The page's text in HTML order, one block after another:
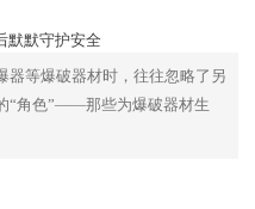
默默守护安全
器等爆破器材时，往往忽略了另
“角色”——那些为爆破器材生